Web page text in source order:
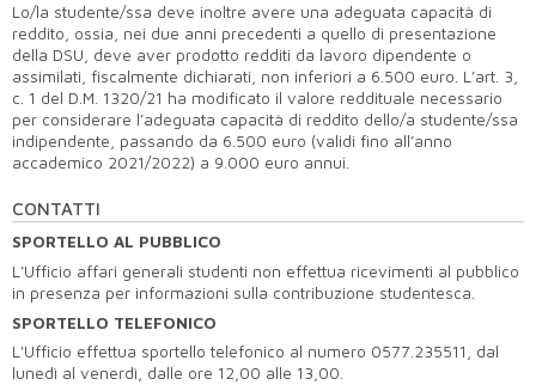
Lo/la studente/ssa deve inoltre avere una adeguata capacità di
reddito, ossia, nei due anni precedenti a quello di presentazione
della DSU, deve aver prodotto redditi da lavoro dipendente o
assimilati, fiscalmente dichiarati, non inferiori a 6.500 euro. L’art. 3,
c. 1 del D.M. 1320/21 ha modificato il valore reddituale necessario
per considerare l’adeguata capacità di reddito dello/a studente/ssa
indipendente, passando da 6.500 euro (validi fino all’anno
accademico 2021/2022) a 9.000 euro annui.
CONTATTI
SPORTELLO AL PUBBLICO
L’Ufficio affari generali studenti non effettua ricevimenti al pubblico
in presenza per informazioni sulla contribuzione studentesca.
SPORTELLO TELEFONICO
L'Ufficio effettua sportello telefonico al numero 0577.235511, dal
lunedì al venerdì, dalle ore 12,00 alle 13,00.